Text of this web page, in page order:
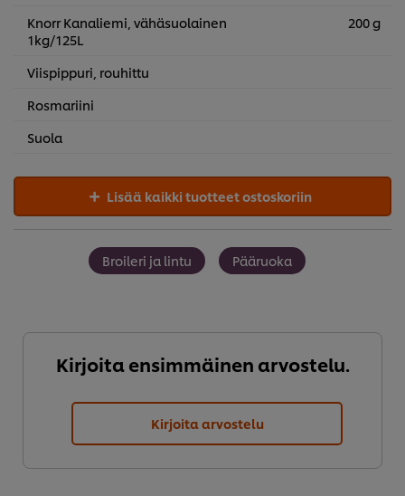
Knorr Kanaliemi, vähäsuolainen
1kg/125L
200 g
Viispippuri, rouhittu
Rosmariini
Suola
Lisää kaikki tuotteet ostoskoriin
Broileri ja lintu Pääruoka
Kirjoita ensimmäinen arvostelu.
Kirjoita arvostelu